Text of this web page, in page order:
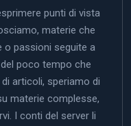
punti di vista
materie che
passioni seguite a
poco tempo che
articoli, speriamo di
materie complesse,
I conti del server li